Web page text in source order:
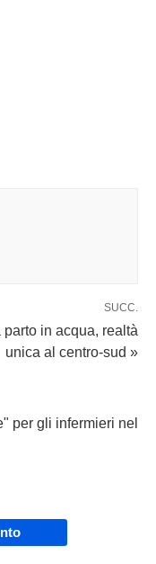
SUCC.
in acqua, realtà
unica al centro-sud »
per gli infermieri nel